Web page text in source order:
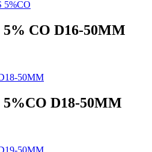
5% CO D16-50MM
5%CO D18-50MM